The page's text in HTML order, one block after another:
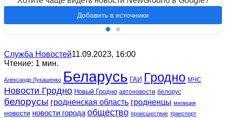
Добавить в источники
Служба Новостей11.09.2023, 16:00
Чтение: 1 мин.
Александр Лукашенко Беларусь ГАИ Гродно МЧС
Новости Гродно Новый Гродно автоновости белорус
белорусы гродненская область гродненцы милиция
новости новости города общество происшествие транспорт